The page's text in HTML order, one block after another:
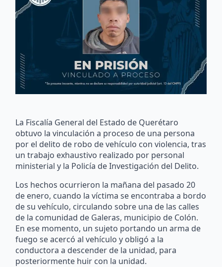
La Fiscalía General del Estado de Querétaro
obtuvo la vinculación a proceso de una persona
por el delito de robo de vehículo con violencia, tras
un trabajo exhaustivo realizado por personal
ministerial y la Policía de Investigación del Delito.
Los hechos ocurrieron la mañana del pasado 20
de enero, cuando la víctima se encontraba a bordo
de su vehículo, circulando sobre una de las calles
de la comunidad de Galeras, municipio de Colón.
En ese momento, un sujeto portando un arma de
fuego se acercó al vehículo y obligó a la
conductora a descender de la unidad, para
posteriormente huir con la unidad.